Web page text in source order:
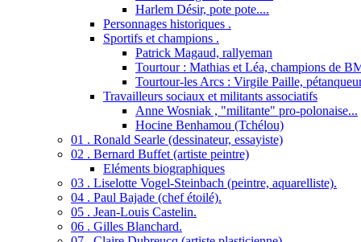
Harlem Désir, pote pote....
Personnages historiques .
Sportifs et champions .
Patrick Magaud, rallyeman
Tourtour : Mathias et Léa, champions de
Tourtour-les Arcs : Virgile Paille,
Travailleurs sociaux et militants associatifs
Anne Wosniak , "militante" pro-polonaise...
Hocine Benhamou (Tchélou)
01 . Ronald Searle (dessinateur, essayiste)
02 . Bernard Buffet (artiste peintre)
Eléments biographiques
03 . Liselotte Vogel-Steinbach (peintre, aquarelliste).
04 . Paul Bajade (chef étoilé).
05 . Jean-Louis Castelin.
06 . Gilles Blanchard.